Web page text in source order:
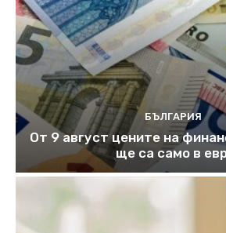
БЪЛГАРИЯ
От 9 август цените на
ще са само в